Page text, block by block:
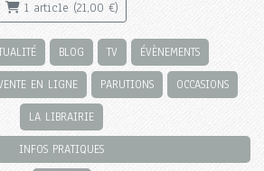
1 article (21,00 €)
BLOG TV ÉVÈNEMENTS
EN LIGNE PARUTIONS OCCASIONS
LA LIBRAIRIE
INFOS PRATIQUES